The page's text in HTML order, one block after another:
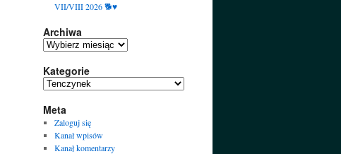
VII/VIII 2026 🐕♥️
Archiwa
Archiwa
Kategorie
Kategorie
Meta
Zaloguj się
Kanał wpisów
Kanał komentarzy